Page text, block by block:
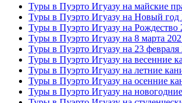
Туры в Пуэрто Игуазу на майские
Туры в Пуэрто Игуазу на Новый год
Туры в Пуэрто Игуазу на Рождество
Туры в Пуэрто Игуазу на 8 марта
Туры в Пуэрто Игуазу на 23 февраля
Туры в Пуэрто Игуазу на весенние
Туры в Пуэрто Игуазу на летние
Туры в Пуэрто Игуазу на осенние
Туры в Пуэрто Игуазу на